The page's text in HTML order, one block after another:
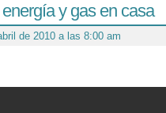
y gas en casa
de 2010 a las 8:00 am